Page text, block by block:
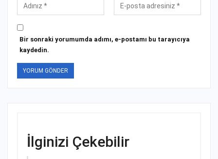
Bir sonraki yorumumda adımı, e-postamı bu tarayıcıya
kaydedin.
İlginizi Çekebilir